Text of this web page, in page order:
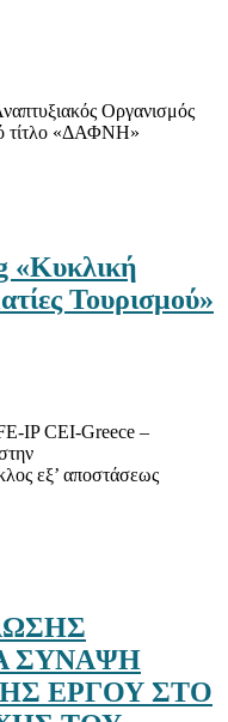
Οργανισμός
τίτλο «ΔΑΦΝΗ»
«Κυκλική
Τουρισμού»
IP CEI-Greece –
εξ’ αποστάσεως
ΣΥΝΑΨΗ
ΕΡΓΟΥ ΣΤΟ